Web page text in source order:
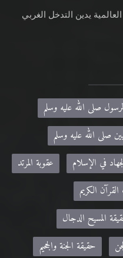
يدين التدخل الغربي
صلى الله عليه وسلم
صلى الله عليه وسلم
في الإسلام
عقوبة المرتد
الكريم
المسيح الدجال
حقيقة الجنة والجحيم